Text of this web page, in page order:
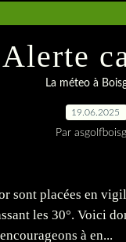
Alerte
La méteo à
19.06.2025
Par
sont placées en
les 30°. Voici
à en...